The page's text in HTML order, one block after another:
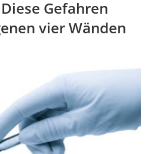
Gefahren
vier Wänden